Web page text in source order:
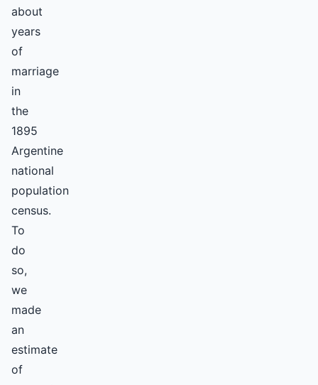
about
years
of
marriage
in
the
1895
Argentine
national
population
census.
To
do
so,
we
made
an
estimate
of